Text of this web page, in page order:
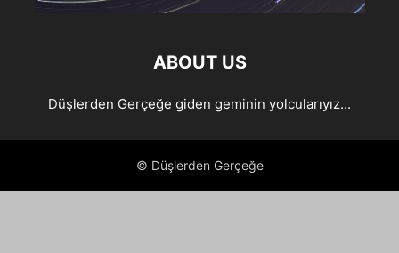
ABOUT US
Düşlerden Gerçeğe giden geminin yolcularıyız...
© Düşlerden Gerçeğe